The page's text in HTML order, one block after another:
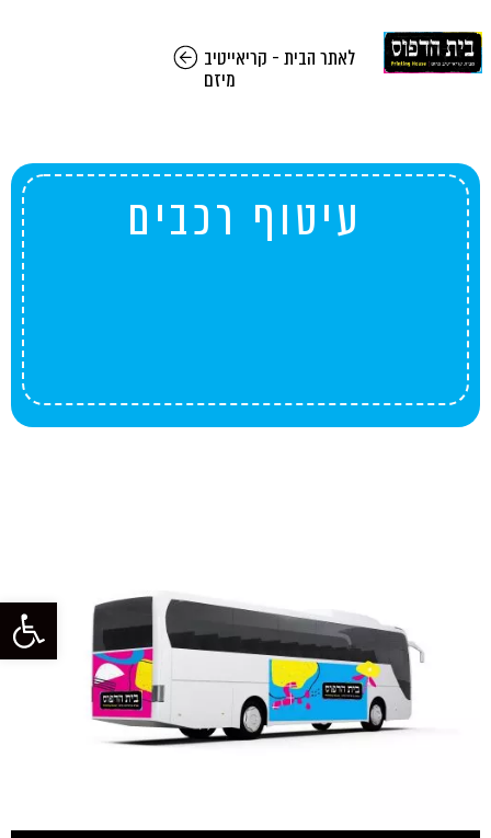
פתח
לאתר הבית - קריאייטיב
מיזם
עיטוף רכבים